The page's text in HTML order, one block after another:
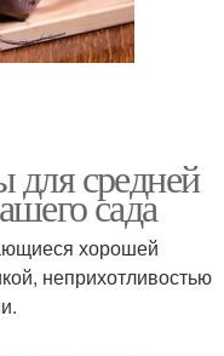
для средней
сада
хорошей
неприхотливостью